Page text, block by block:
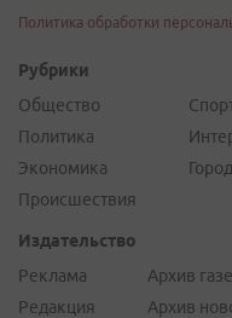
Политика обработки
Рубрики
Общество
Политика
Экономика
Происшествия
Издательство
Реклама
Редакция
Архив
Архив